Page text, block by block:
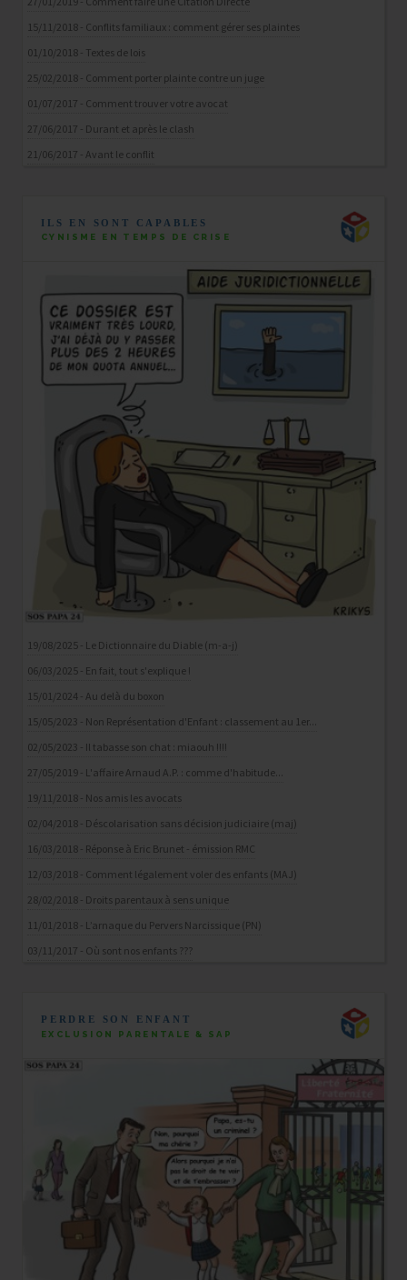
15/11/2018 - Conflits familiaux : comment gérer ses plaintes
01/10/2018 - Textes de lois
25/02/2018 - Comment porter plainte contre un juge
01/07/2017 - Comment trouver votre avocat
27/06/2017 - Durant et après le clash
21/06/2017 - Avant le conflit
ILS EN SONT CAPABLES
CYNISME EN TEMPS DE CRISE
19/08/2025 - Le Dictionnaire du Diable (m-a-j)
06/03/2025 - En fait, tout s'explique !
15/01/2024 - Au delà du boxon
15/05/2023 - Non Représentation d'Enfant : classement au 1er...
02/05/2023 - Il tabasse son chat : miaouh !!!!
27/05/2019 - L'affaire Arnaud A.P. : comme d'habitude...
19/11/2018 - Nos amis les avocats
02/04/2018 - Déscolarisation sans décision judiciaire (maj)
16/03/2018 - Réponse à Eric Brunet - émission RMC
12/03/2018 - Comment légalement voler des enfants (MAJ)
28/02/2018 - Droits parentaux à sens unique
11/01/2018 - L’arnaque du Pervers Narcissique (PN)
03/11/2017 - Où sont nos enfants ???
PERDRE SON ENFANT
EXCLUSION PARENTALE & SAP